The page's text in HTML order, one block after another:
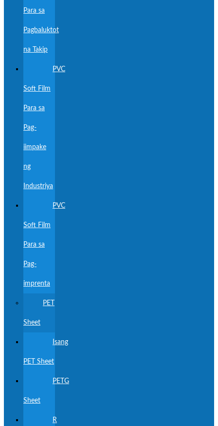
Para sa
Pagbaluktot
na Takip
PVC
Soft Film
Para sa
Pag-
iimpake
ng
Industriya
PVC
Soft Film
Para sa
Pag-
imprenta
PET
Sheet
Isang
PET Sheet
PETG
Sheet
R